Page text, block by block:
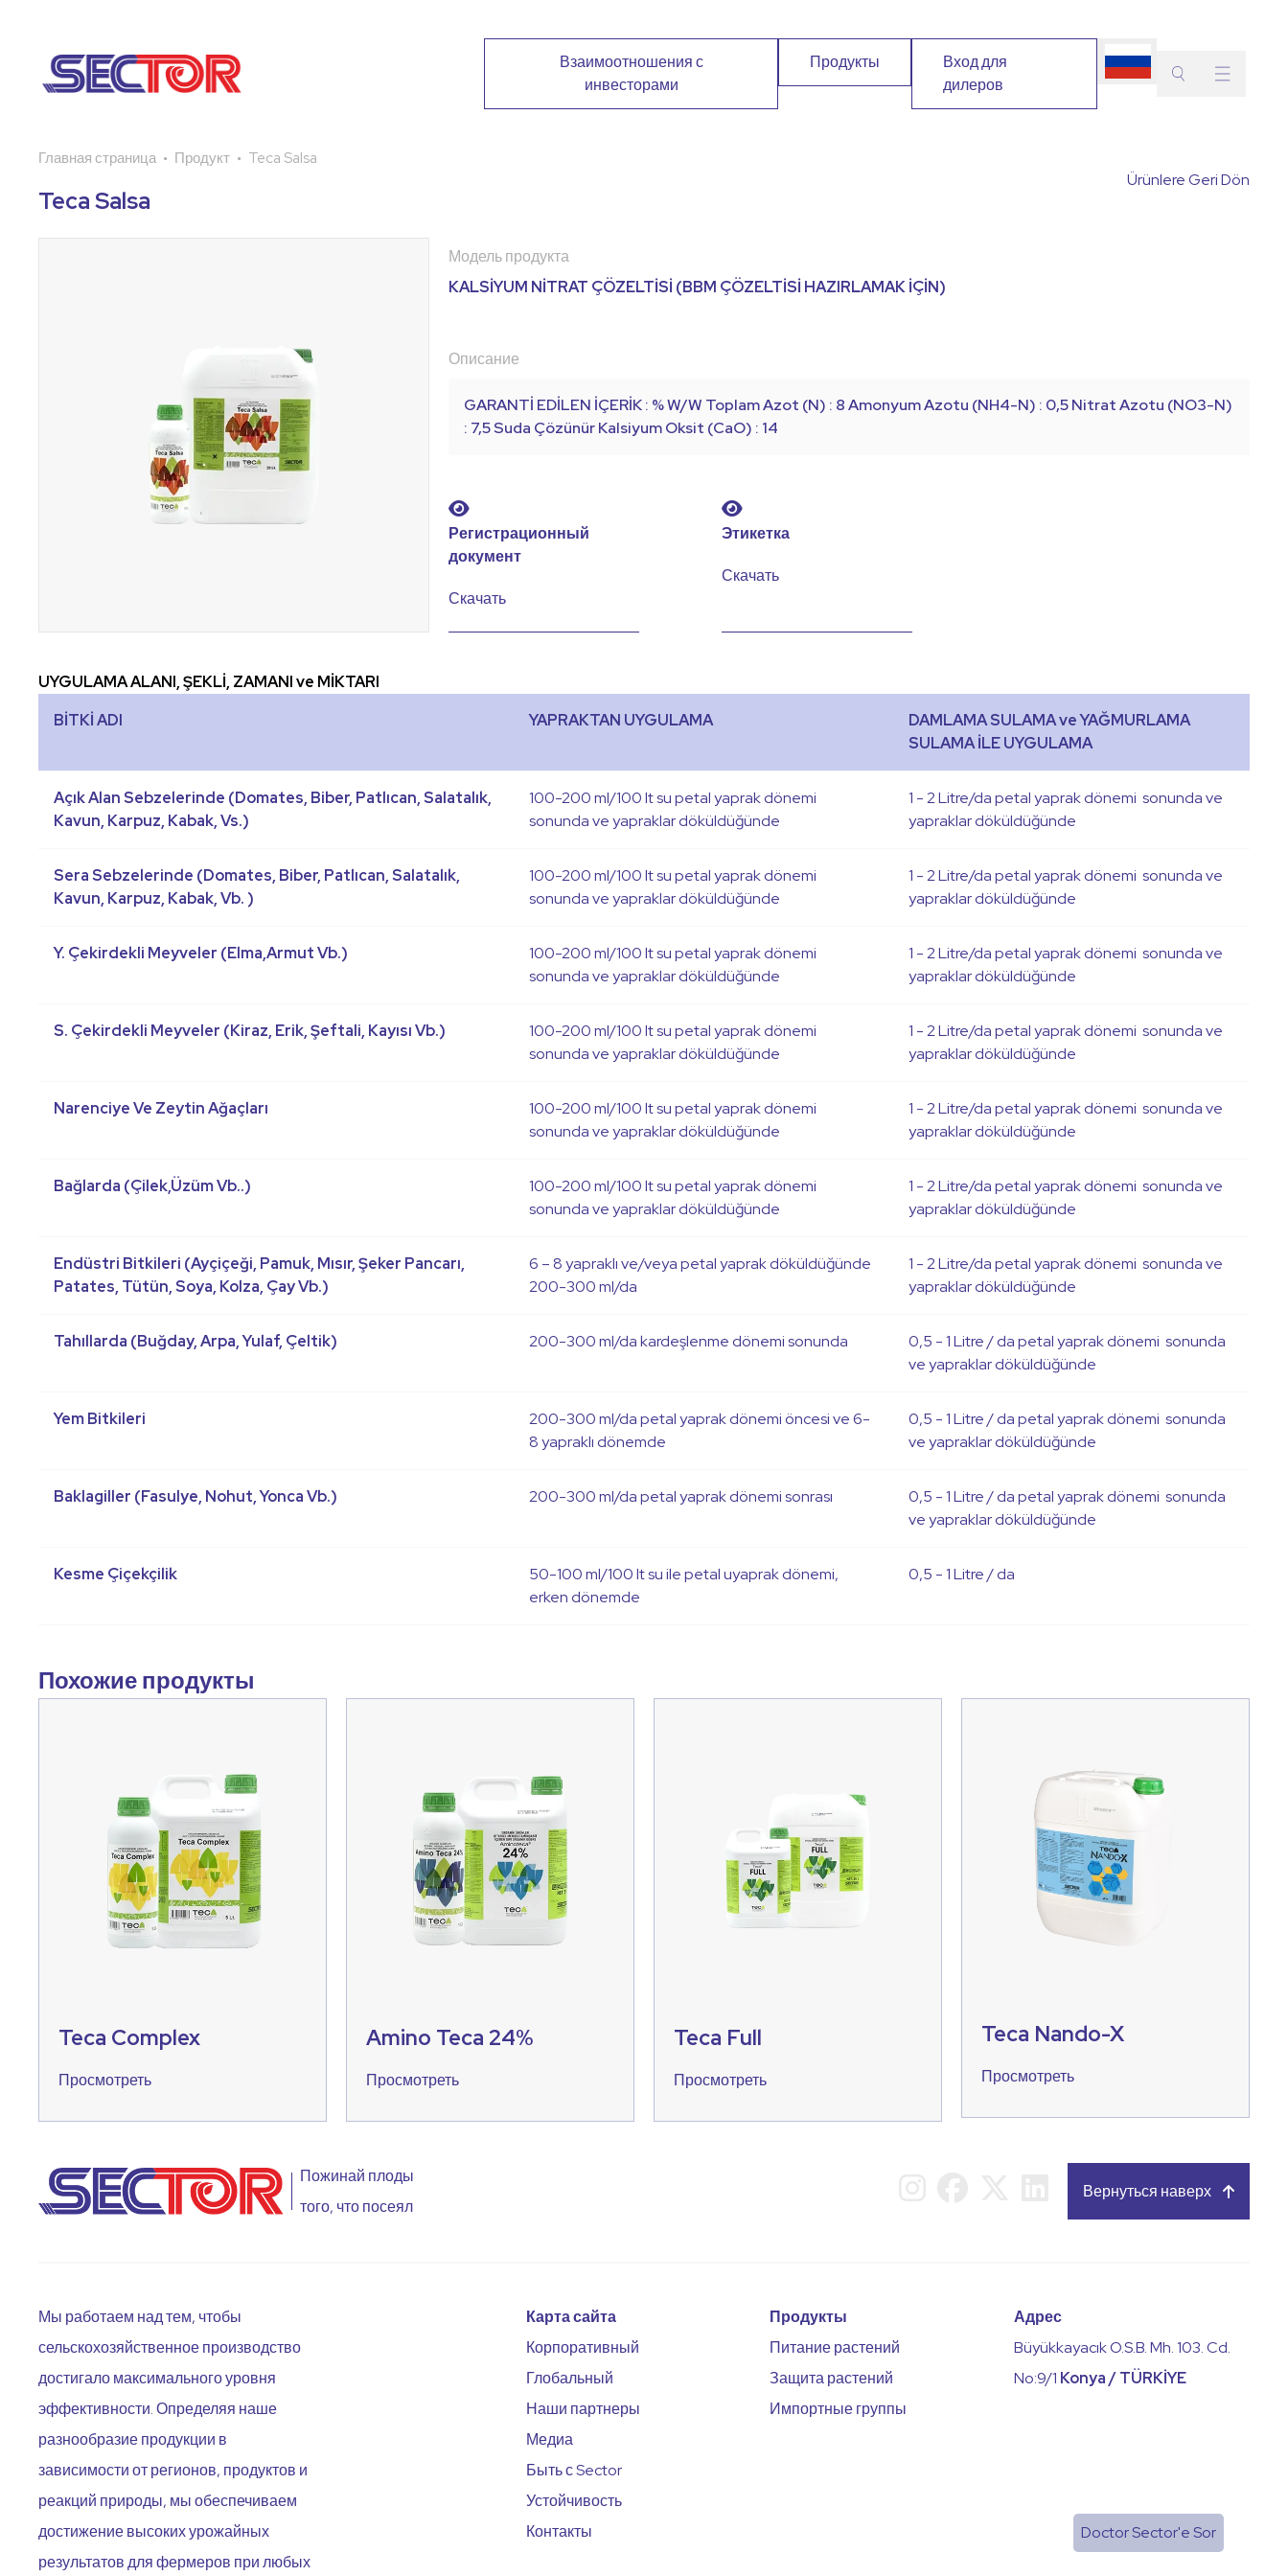
Взаимоотношения с
инвесторами
Продукты
Вход для
дилеров
Выберите
Главная страница Продукт Teca Salsa
Teca Salsa
Ürünlere Geri Dön
Модель продукта
KALSİYUM NİTRAT ÇÖZELTİSİ (BBM ÇÖZELTİSİ HAZIRLAMAK İÇİN)
Описание
GARANTİ EDİLEN İÇERİK : % W/W Toplam Azot (N) : 8 Amonyum Azotu (NH4-N) : 0,5 Nitrat Azotu (NO3-N)
: 7,5 Suda Çözünür Kalsiyum Oksit (CaO) : 14
Регистрационный
документ
Скачать
Этикетка
Скачать
UYGULAMA ALANI, ŞEKLİ, ZAMANI ve MİKTARI
BİTKİ ADI
YAPRAKTAN UYGULAMA
DAMLAMA SULAMA ve YAĞMURLAMA
SULAMA İLE UYGULAMA
Açık Alan Sebzelerinde (Domates, Biber, Patlıcan, Salatalık,
Kavun, Karpuz, Kabak, Vs.)
100-200 ml/100 lt su petal yaprak dönemi
sonunda ve yapraklar döküldüğünde
1 - 2 Litre/da petal yaprak dönemi sonunda ve
yapraklar döküldüğünde
Sera Sebzelerinde (Domates, Biber, Patlıcan, Salatalık,
Kavun, Karpuz, Kabak, Vb. )
100-200 ml/100 lt su petal yaprak dönemi
sonunda ve yapraklar döküldüğünde
1 - 2 Litre/da petal yaprak dönemi sonunda ve
yapraklar döküldüğünde
Y. Çekirdekli Meyveler (Elma,Armut Vb.)
100-200 ml/100 lt su petal yaprak dönemi
sonunda ve yapraklar döküldüğünde
1 - 2 Litre/da petal yaprak dönemi sonunda ve
yapraklar döküldüğünde
S. Çekirdekli Meyveler (Kiraz, Erik, Şeftali, Kayısı Vb.)
100-200 ml/100 lt su petal yaprak dönemi
sonunda ve yapraklar döküldüğünde
1 - 2 Litre/da petal yaprak dönemi sonunda ve
yapraklar döküldüğünde
Narenciye Ve Zeytin Ağaçları
100-200 ml/100 lt su petal yaprak dönemi
sonunda ve yapraklar döküldüğünde
1 - 2 Litre/da petal yaprak dönemi sonunda ve
yapraklar döküldüğünde
Bağlarda (Çilek,Üzüm Vb..)
100-200 ml/100 lt su petal yaprak dönemi
sonunda ve yapraklar döküldüğünde
1 - 2 Litre/da petal yaprak dönemi sonunda ve
yapraklar döküldüğünde
Endüstri Bitkileri (Ayçiçeği, Pamuk, Mısır, Şeker Pancarı,
Patates, Tütün, Soya, Kolza, Çay Vb.)
6 – 8 yapraklı ve/veya petal yaprak döküldüğünde
200-300 ml/da
1 - 2 Litre/da petal yaprak dönemi sonunda ve
yapraklar döküldüğünde
Tahıllarda (Buğday, Arpa, Yulaf, Çeltik) 200-300 ml/da kardeşlenme dönemi sonunda
0,5 - 1 Litre / da petal yaprak dönemi sonunda
ve yapraklar döküldüğünde
Yem Bitkileri
200-300 ml/da petal yaprak dönemi öncesi ve 6-
8 yapraklı dönemde
0,5 - 1 Litre / da petal yaprak dönemi sonunda
ve yapraklar döküldüğünde
Baklagiller (Fasulye, Nohut, Yonca Vb.) 200-300 ml/da petal yaprak dönemi sonrası
0,5 - 1 Litre / da petal yaprak dönemi sonunda
ve yapraklar döküldüğünde
Kesme Çiçekçilik
50-100 ml/100 lt su ile petal uyaprak dönemi,
erken dönemde
0,5 - 1 Litre / da
Похожие продукты
Teca Complex
Просмотреть
Amino Teca 24%
Просмотреть
Teca Full
Просмотреть
Teca Nando-X
Просмотреть
Doctor Sector'e Sor
Пожинай плоды
того, что посеял
Вернуться наверх
Мы работаем над тем, чтобы
сельскохозяйственное производство
достигало максимального уровня
эффективности. Определяя наше
разнообразие продукции в
зависимости от регионов, продуктов и
реакций природы, мы обеспечиваем
достижение высоких урожайных
результатов для фермеров при любых
Карта сайта
Корпоративный
Глобальный
Наши партнеры
Медиа
Быть с Sector
Устойчивость
Контакты
Продукты
Питание растений
Защита растений
Импортные группы
Адрес
Büyükkayacık O.S.B. Mh. 103. Cd.
No:9/1 Konya / TÜRKİYE